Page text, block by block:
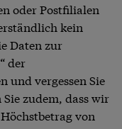
oder Postfilialen
kein
Daten zur
der
und vergessen Sie
zudem, dass wir
von